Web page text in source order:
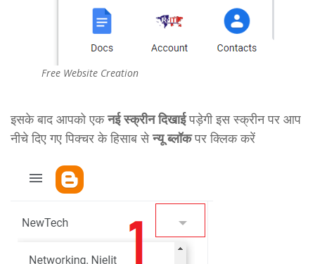
Free Website Creation
इसके बाद आपको एकनई स्क्रीन दिखाईपड़ेगी इस स्क्रीन पर आप
नीचे दिए गए पिक्चर के हिसाब सेन्यू ब्लॉकपर क्लिक करें